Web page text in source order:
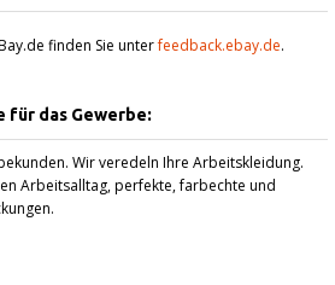
finden Sie unterfeedback.ebay.de.
für das Gewerbe:
Wir veredeln Ihre Arbeitskleidung.
Arbeitsalltag, perfekte, farbechte und